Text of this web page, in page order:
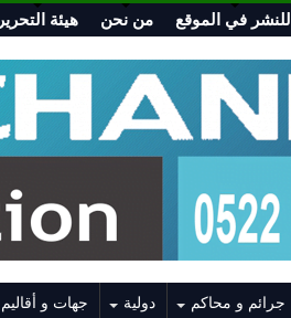
للنشر في الموقع من نحن هيئة التحرير
جرائم و محاكم دولية جهات و أقاليم